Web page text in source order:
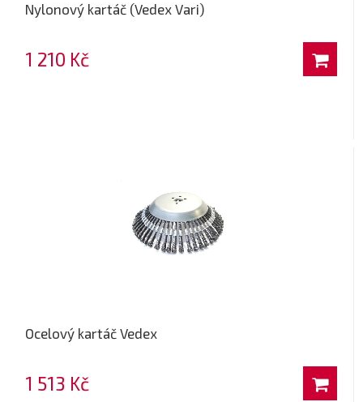
Nylonový kartáč (Vedex Vari)
1 210 Kč
Ocelový kartáč Vedex
1 513 Kč